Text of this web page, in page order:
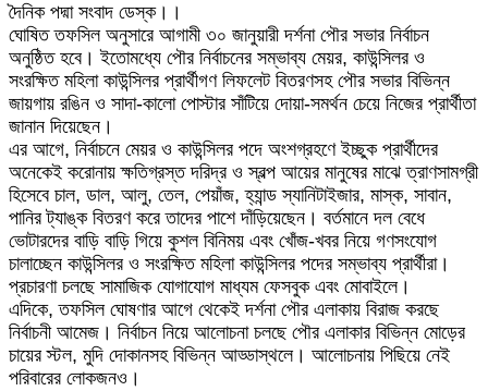
দৈনিক পদ্মা সংবাদ ডেস্ক।।
ঘোষিত তফসিল অনুসারে আগামী ৩০ জানুয়ারী দর্শনা পৌর সভার নির্বাচন
অনুষ্ঠিত হবে। ইতোমধ্যে পৌর নির্বাচনের সম্ভাব্য মেয়র, কাউন্সিলর ও
সংরক্ষিত মহিলা কাউন্সিলর প্রার্থীগণ লিফলেট বিতরণসহ পৌর সভার বিভিন্ন
জায়গায় রঙিন ও সাদা-কালো পোস্টার সাঁটিয়ে দোয়া-সমর্থন চেয়ে নিজের প্রার্থীতা
জানান দিয়েছেন।
এর আগে, নির্বাচনে মেয়র ও কাউন্সিলর পদে অংশগ্রহণে ইচ্ছুক প্রার্থীদের
অনেকেই করোনায় ক্ষতিগ্রস্ত দরিদ্র ও স্বল্প আয়ের মানুষের মাঝে ত্রাণসামগ্রী
হিসেবে চাল, ডাল, আলু, তেল, পেয়াঁজ, হ্যান্ড স্যানিটাইজার, মাস্ক, সাবান,
পানির ট্যাঙ্ক বিতরণ করে তাদের পাশে দাঁড়িয়েছেন। বর্তমানে দল বেধে
ভোটারদের বাড়ি বাড়ি গিয়ে কুশল বিনিময় এবং খোঁজ-খবর নিয়ে গণসংযোগ
চালাচ্ছেন কাউন্সিলর ও সংরক্ষিত মহিলা কাউন্সিলর পদের সম্ভাব্য প্রার্থীরা।
প্রচারণা চলছে সামাজিক যোগাযোগ মাধ্যম ফেসবুক এবং মোবাইলে।
এদিকে, তফসিল ঘোষণার আগে থেকেই দর্শনা পৌর এলাকায় বিরাজ করছে
নির্বাচনী আমেজ। নির্বাচন নিয়ে আলোচনা চলছে পৌর এলাকার বিভিন্ন মোড়ের
চায়ের স্টল, মুদি দোকানসহ বিভিন্ন আড্ডাস্থলে। আলোচনায় পিছিয়ে নেই
পরিবারের লোকজনও।